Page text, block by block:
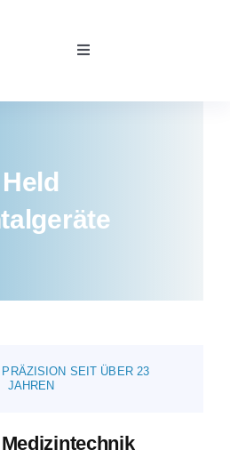
Toggle
Team
Blog
Held
SEIT ÜBER 23
JAHREN